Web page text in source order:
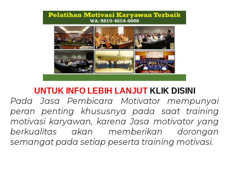
UNTUK INFO LEBIH LANJUT KLIK DISINI
Pada Jasa Pembicara Motivator mempunyai
peran penting khususnya pada saat training
motivasi karyawan, karena Jasa motivator yang
berkualitas akan memberikan dorongan
semangat pada setiap peserta training motivasi.